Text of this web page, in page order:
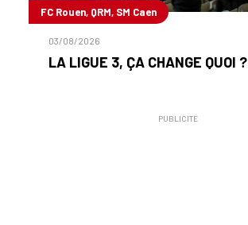
FC Rouen, QRM, SM Caen
03/08/2026
LA LIGUE 3, ÇA CHANGE QUOI ?
PUBLICITÉ